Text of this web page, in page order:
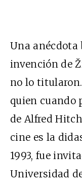
Una anécdota
invención de
no lo
quien cuando
de Alfred
cine es la
1993, fue
Universidad